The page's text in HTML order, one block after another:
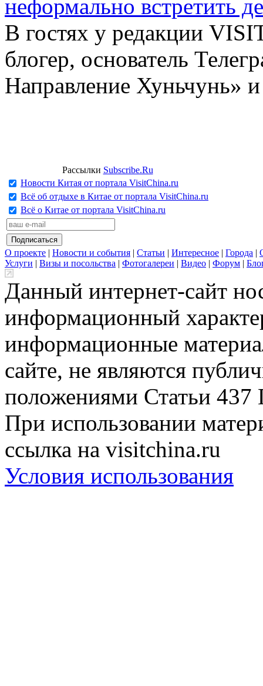
неформально встретить
В гостях у редакции
блогер, основатель
Направление Хуньчунь»
Рассылки Subscribe.Ru
Новости Китая от портала VisitChina.ru
Всё об отдыхе в Китае от портала VisitChina.ru
Всё о Китае от портала VisitChina.ru
О проекте | Новости и события | Статьи | Интересное | Города |
Услуги | Визы и посольства | Фотогалереи | Видео | Форум |
Данный интернет-сайт
информационный
информационные
сайте, не являются
положениями Статьи 437
При использовании
ссылка на visitchina.ru
Условия использования